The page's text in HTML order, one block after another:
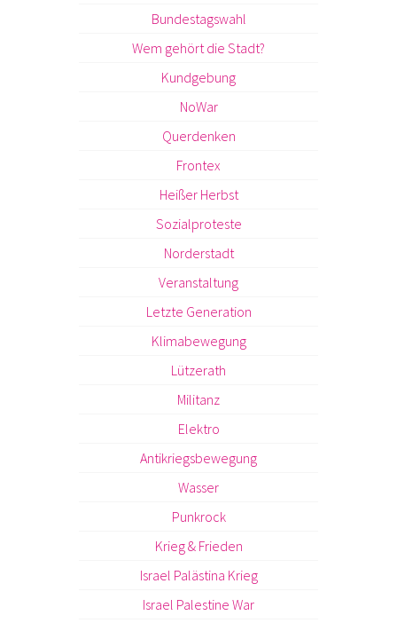
Bundestagswahl
Wem gehört die Stadt?
Kundgebung
NoWar
Querdenken
Frontex
Heißer Herbst
Sozialproteste
Norderstadt
Veranstaltung
Letzte Generation
Klimabewegung
Lützerath
Militanz
Elektro
Antikriegsbewegung
Wasser
Punkrock
Krieg & Frieden
Israel Palästina Krieg
Israel Palestine War